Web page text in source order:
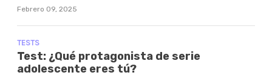
Febrero 09, 2025
TESTS
Test: ¿Qué protagonista de serie
adolescente eres tú?